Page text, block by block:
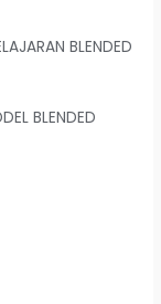
BLENDED
BLENDED